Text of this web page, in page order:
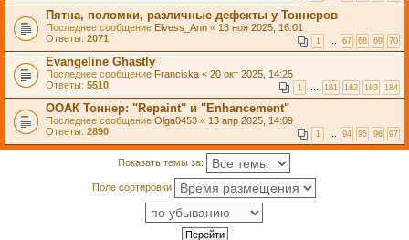
Пятна, поломки, различные дефекты у Тоннеров
Последнее сообщение Elvess_Ann « 13 ноя 2025, 16:01
Ответы: 2071 1 … 67 68 69 70
Evangeline Ghastly
Последнее сообщение Franciska « 20 окт 2025, 14:25
Ответы: 5510 1 … 181 182 183 184
ООАК Тоннер: "Repaint" и "Enhancement"
Последнее сообщение Olga0453 « 13 апр 2025, 14:09
Ответы: 2890 1 … 94 95 96 97
Показать темы за:
Поле сортировки